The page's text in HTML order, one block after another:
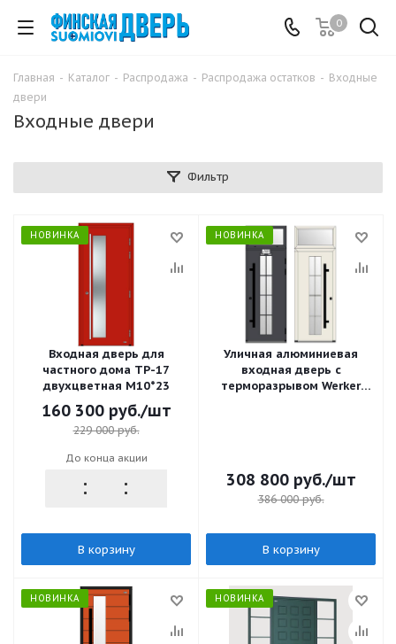
0
Главная - Каталог - Распродажа - Распродажа остатков - Входные
двери
Входные двери
Фильтр
НОВИНКА
Входная дверь для
частного дома TP-17
двухцветная М10*23
160 300руб./шт
229 000руб.
До конца акции
В корзину
НОВИНКА
Уличная алюминиевая
входная дверь с
терморазрывом Werker
308 800руб./шт
386 000руб.
В корзину
НОВИНКА НОВИНКА